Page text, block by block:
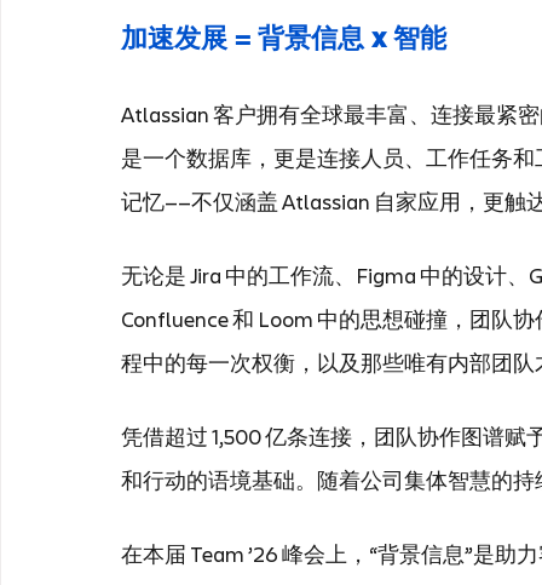
加速发展 = 背景信息 x 智能
Atlassian 客户拥有全球最丰富、连接最紧
是一个数据库，更是连接人员、工作任务
记忆——不仅涵盖 Atlassian 自家应用，更触
无论是 Jira 中的工作流、Figma 中的设计
Confluence 和 Loom 中的思想碰撞，团队
程中的每一次权衡，以及那些唯有内部团
凭借超过 1,500 亿条连接，团队协作图谱
和行动的语境基础。随着公司集体智慧的
在本届 Team ’26 峰会上，“背景信息”是